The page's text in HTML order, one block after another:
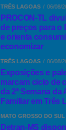
TRÊS LAGOAS 06/08/
PROCON-TL
de preços para o
e orienta
economizar
TRÊS LAGOAS 06/08/
Exposições e
marcam ciclo de
da 2ª Semana da
Familiar em Três
MATO GROSSO DO SUL
Detran-MS